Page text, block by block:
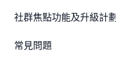
社群焦點功能及升級計劃
常見問題